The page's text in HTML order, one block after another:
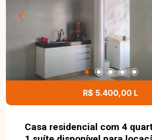
R$ 5.400,00 L
Casa residencial com 4